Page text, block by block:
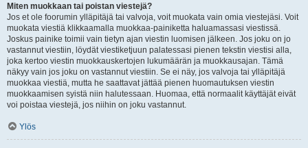
Miten muokkaan tai poistan viestejä?
Jos et ole foorumin ylläpitäjä tai valvoja, voit muokata vain omia viestejäsi. Voit
muokata viestiä klikkaamalla muokkaa-painiketta haluamassasi viestissä.
Joskus painike toimii vain tietyn ajan viestin luomisen jälkeen. Jos joku on jo
vastannut viestiin, löydät viestiketjuun palatessasi pienen tekstin viestisi alla,
joka kertoo viestin muokkauskertojen lukumäärän ja muokkausajan. Tämä
näkyy vain jos joku on vastannut viestiin. Se ei näy, jos valvoja tai ylläpitäjä
muokkaa viestiä, mutta he saattavat jättää pienen huomautuksen viestin
muokkaamisen syistä niin halutessaan. Huomaa, että normaalit käyttäjät eivät
voi poistaa viestejä, jos niihin on joku vastannut.
Ylös